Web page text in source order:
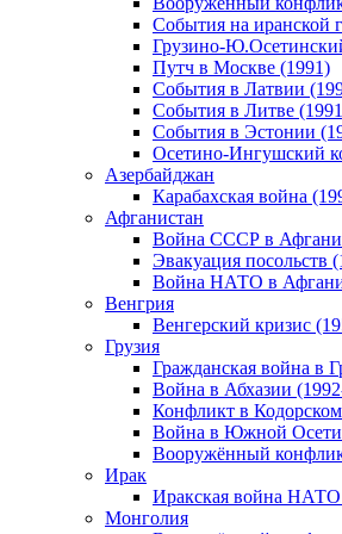
События на иранской
Грузино-
Путч в Москве (1991)
События в Латвии
События в Литве
События в Эстонии
Осетино-Ингушский
Азербайджан
Карабахская война
Афганистан
Война СССР в
Эвакуация посольств
Война НАТО в
Венгрия
Венгерский кризис
Грузия
Гражданская война в
Война в Абхазии
Конфликт в
Война в Южной
Вооружённый
Ирак
Иракская война НАТО
Монголия